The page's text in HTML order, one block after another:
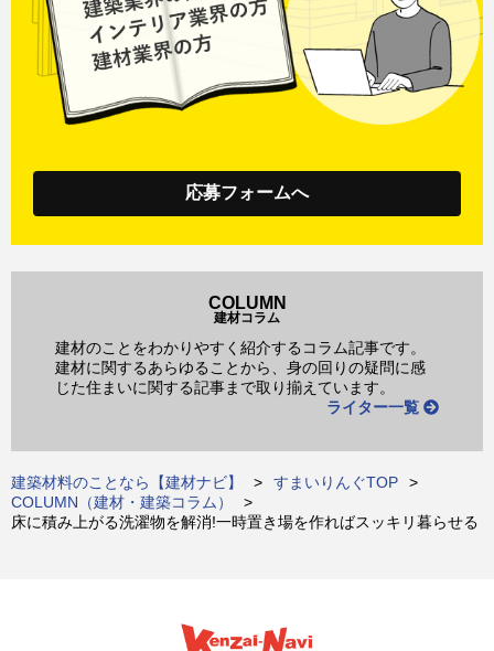
応募フォームへ
COLUMN
建材コラム
建材のことをわかりやすく紹介するコラム記事です。
建材に関するあらゆることから、身の回りの疑問に感
じた住まいに関する記事まで取り揃えています。
ライター一覧
建築材料のことなら【建材ナビ】
すまいりんぐTOP
COLUMN（建材・建築コラム）
床に積み上がる洗濯物を解消!一時置き場を作ればスッキリ暮らせる